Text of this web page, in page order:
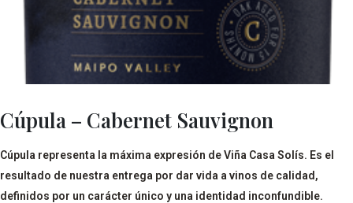
Cúpula – Cabernet Sauvignon
Cúpula representa la máxima expresión de Viña Casa Solís. Es el
resultado de nuestra entrega por dar vida a vinos de calidad,
definidos por un carácter único y una identidad inconfundible.